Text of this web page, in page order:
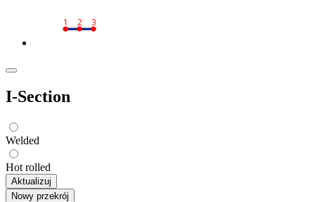
1 2 3
I-Section
Welded
Hot rolled
Aktualizuj
Nowy przekrój